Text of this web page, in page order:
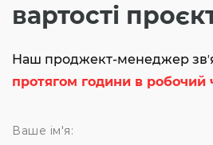
вартості
Наш проджект-менеджер
протягом години в робочий